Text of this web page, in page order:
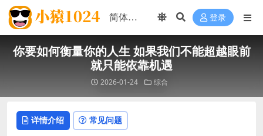
登录
你要如何衡量你的人生 如果我们不能超越眼前
就只能依靠机遇
2026-01-24 综合
详情介绍 常见问题